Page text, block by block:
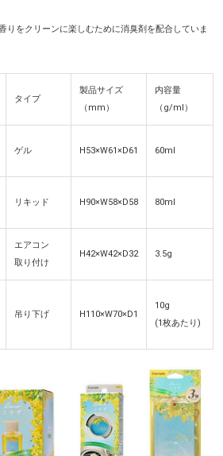
りをクリーンに楽しむために消臭剤を配合していま
タイプ
製品サイズ
（mm）
内容量
（g/ml）
ゲル H53×W61×D61 60ml
リキッド H90×W58×D58 80ml
エアコン
取り付け
H42×W42×D32 3.5g
吊り下げ H110×W70×D1
10g
(1枚あたり)